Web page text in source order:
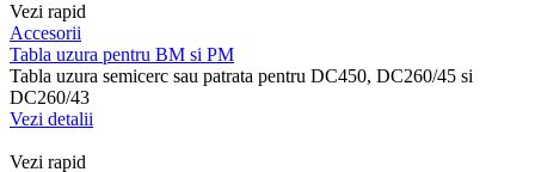
Vezi rapid
Accesorii
Tabla uzura pentru BM si PM
Tabla uzura semicerc sau patrata pentru DC450, DC260/45 si
DC260/43
Vezi detalii
Vezi rapid